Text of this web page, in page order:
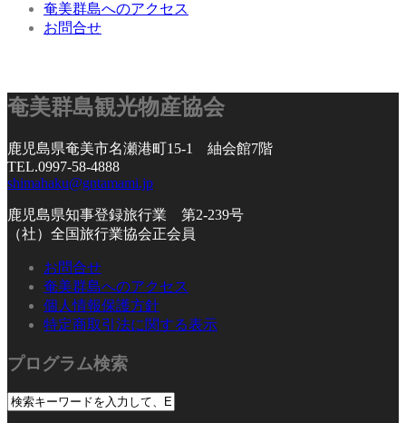
奄美群島へのアクセス
お問合せ
奄美群島観光物産協会
鹿児島県奄美市名瀬港町15-1 紬会館7階
TEL.0997-58-4888
shimahaku@gntamami.jp
鹿児島県知事登録旅行業 第2-239号
（社）全国旅行業協会正会員
お問合せ
奄美群島へのアクセス
個人情報保護方針
特定商取引法に関する表示
プログラム検索